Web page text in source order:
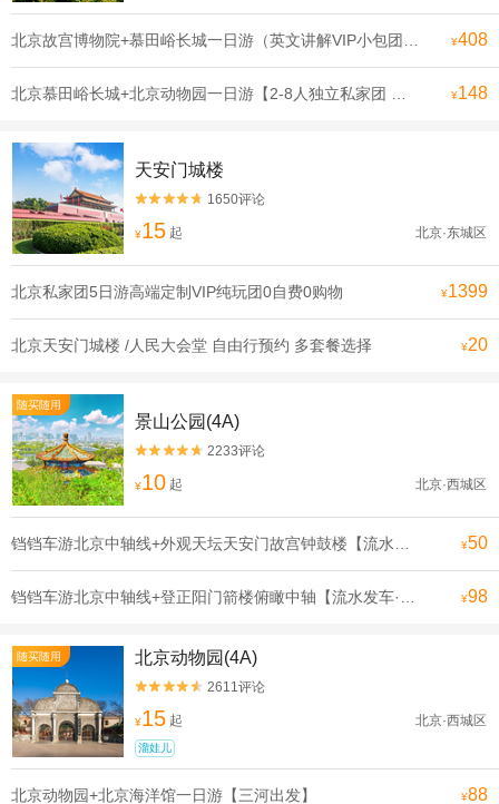
¥408
¥148
天安门城楼

 1650评论
¥15 起 北京·东城区
北京私家团5日游高端定制VIP纯玩团0自费0购物 ¥1399
北京天安门城楼 /人民大会堂 自由行预约 多套餐选择 ¥20
随买随用
景山公园(4A)

 2233评论
¥10 起 北京·西城区
¥50
¥98
随买随用 北京动物园(4A)

 2611评论
¥15 起 北京·西城区
溜娃儿
北京动物园+北京海洋馆一日游【三河出发】 ¥88